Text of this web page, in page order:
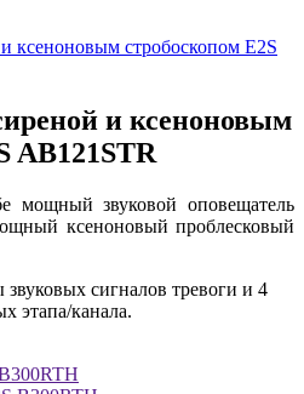
и ксеноновым
AB121STR
мощный звуковой оповещатель
ксеноновый проблесковый
сигналов тревоги и 4
этапа/канала.